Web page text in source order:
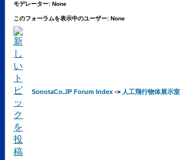
モデレーター: None
このフォーラムを表示中のユーザー: None
SonotaCo.JP Forum Index -> 人工飛行物体展示室